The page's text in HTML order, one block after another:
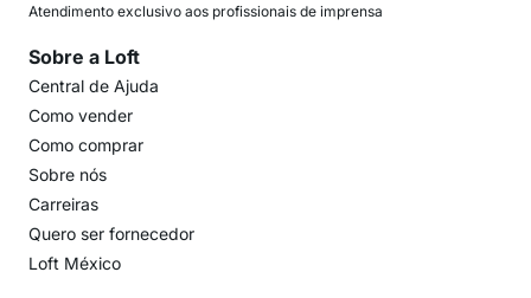
Atendimento exclusivo aos profissionais de imprensa
Sobre a Loft
Central de Ajuda
Como vender
Como comprar
Sobre nós
Carreiras
Quero ser fornecedor
Loft México